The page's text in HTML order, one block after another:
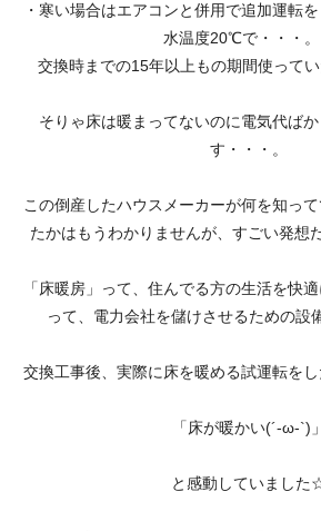
・寒い場合はエアコンと併用で追加運転
水温度20℃で・・・。
交換時までの15年以上もの期間使ってい
そりゃ床は暖まってないのに電気代ば
す・・・。
この倒産したハウスメーカーが何を知っ
たかはもうわかりませんが、すごい発想
「床暖房」って、住んでる方の生活を快
って、電力会社を儲けさせるための設
交換工事後、実際に床を暖める試運転をし
「床が暖かい(´-ω-`)」
と感動していました